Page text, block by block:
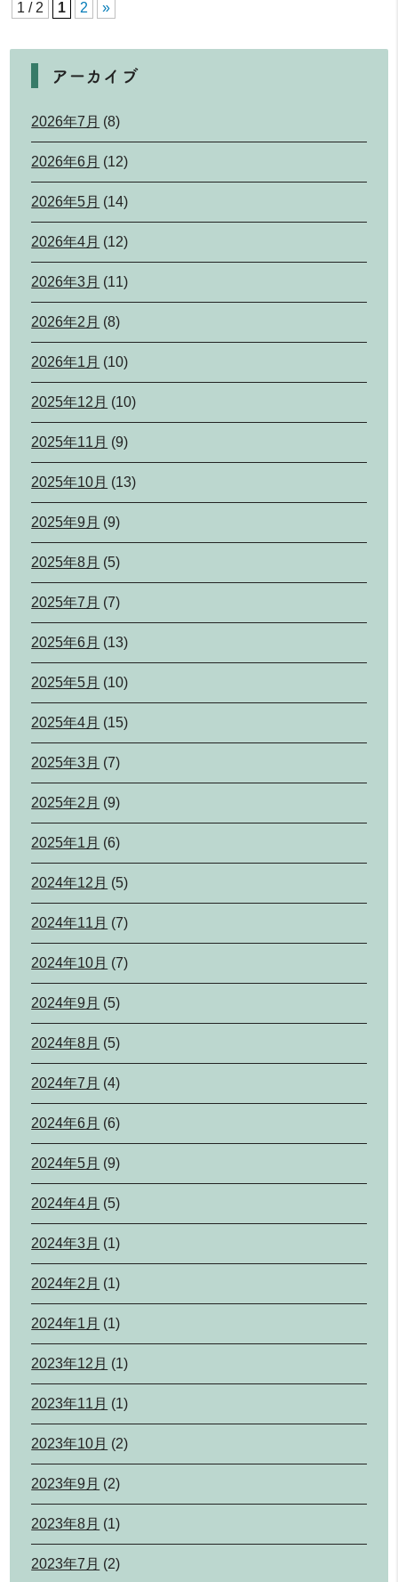
1 / 2 1 2 »
アーカイブ
2026年7月 (8)
2026年6月 (12)
2026年5月 (14)
2026年4月 (12)
2026年3月 (11)
2026年2月 (8)
2026年1月 (10)
2025年12月 (10)
2025年11月 (9)
2025年10月 (13)
2025年9月 (9)
2025年8月 (5)
2025年7月 (7)
2025年6月 (13)
2025年5月 (10)
2025年4月 (15)
2025年3月 (7)
2025年2月 (9)
2025年1月 (6)
2024年12月 (5)
2024年11月 (7)
2024年10月 (7)
2024年9月 (5)
2024年8月 (5)
2024年7月 (4)
2024年6月 (6)
2024年5月 (9)
2024年4月 (5)
2024年3月 (1)
2024年2月 (1)
2024年1月 (1)
2023年12月 (1)
2023年11月 (1)
2023年10月 (2)
2023年9月 (2)
2023年8月 (1)
2023年7月 (2)